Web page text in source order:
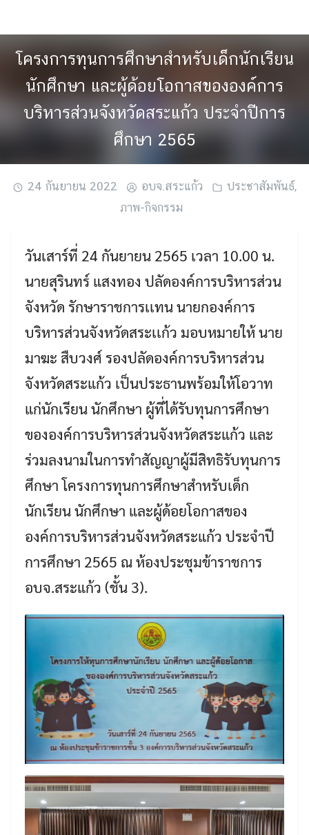
โครงการทุนการศึกษาสำหรับเด็กนักเรียน
นักศึกษา และผู้ด้อยโอกาสขององค์การ
บริหารส่วนจังหวัดสระแก้ว ประจำปีการ
ศึกษา 2565
24 กันยายน 2022 อบจ.สระแก้ว ประชาสัมพันธ์,
ภาพ-กิจกรรม
วันเสาร์ที่ 24 กันยายน 2565 เวลา 10.00 น.
นายสุรินทร์ แสงทอง ปลัดองค์การบริหารส่วน
จังหวัด รักษาราชการเเทน นายกองค์การ
บริหารส่วนจังหวัดสระเเก้ว มอบหมายให้ นาย
มาฆะ สืบวงศ์ รองปลัดองค์การบริหารส่วน
จังหวัดสระแก้ว เป็นประธานพร้อมให้โอวาท
แก่นักเรียน นักศึกษา ผู้ที่ได้รับทุนการศึกษา
ขององค์การบริหารส่วนจังหวัดสระแก้ว และ
ร่วมลงนามในการทำสัญญาผู้มีสิทธิรับทุนการ
ศึกษา โครงการทุนการศึกษาสำหรับเด็ก
นักเรียน นักศึกษา และผู้ด้อยโอกาสของ
องค์การบริหารส่วนจังหวัดสระแก้ว ประจำปี
การศึกษา 2565 ณ ห้องประชุมข้าราชการ
อบจ.สระแก้ว (ชั้น 3).